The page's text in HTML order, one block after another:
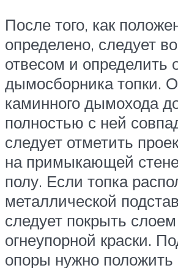
После того, как
определено, следует
отвесом и определить
дымосборника топки.
каминного дымохода
полностью с ней
следует отметить
на примыкающей
полу. Если топка
металлической
следует покрыть слоем
огнеупорной краски.
опоры нужно положить